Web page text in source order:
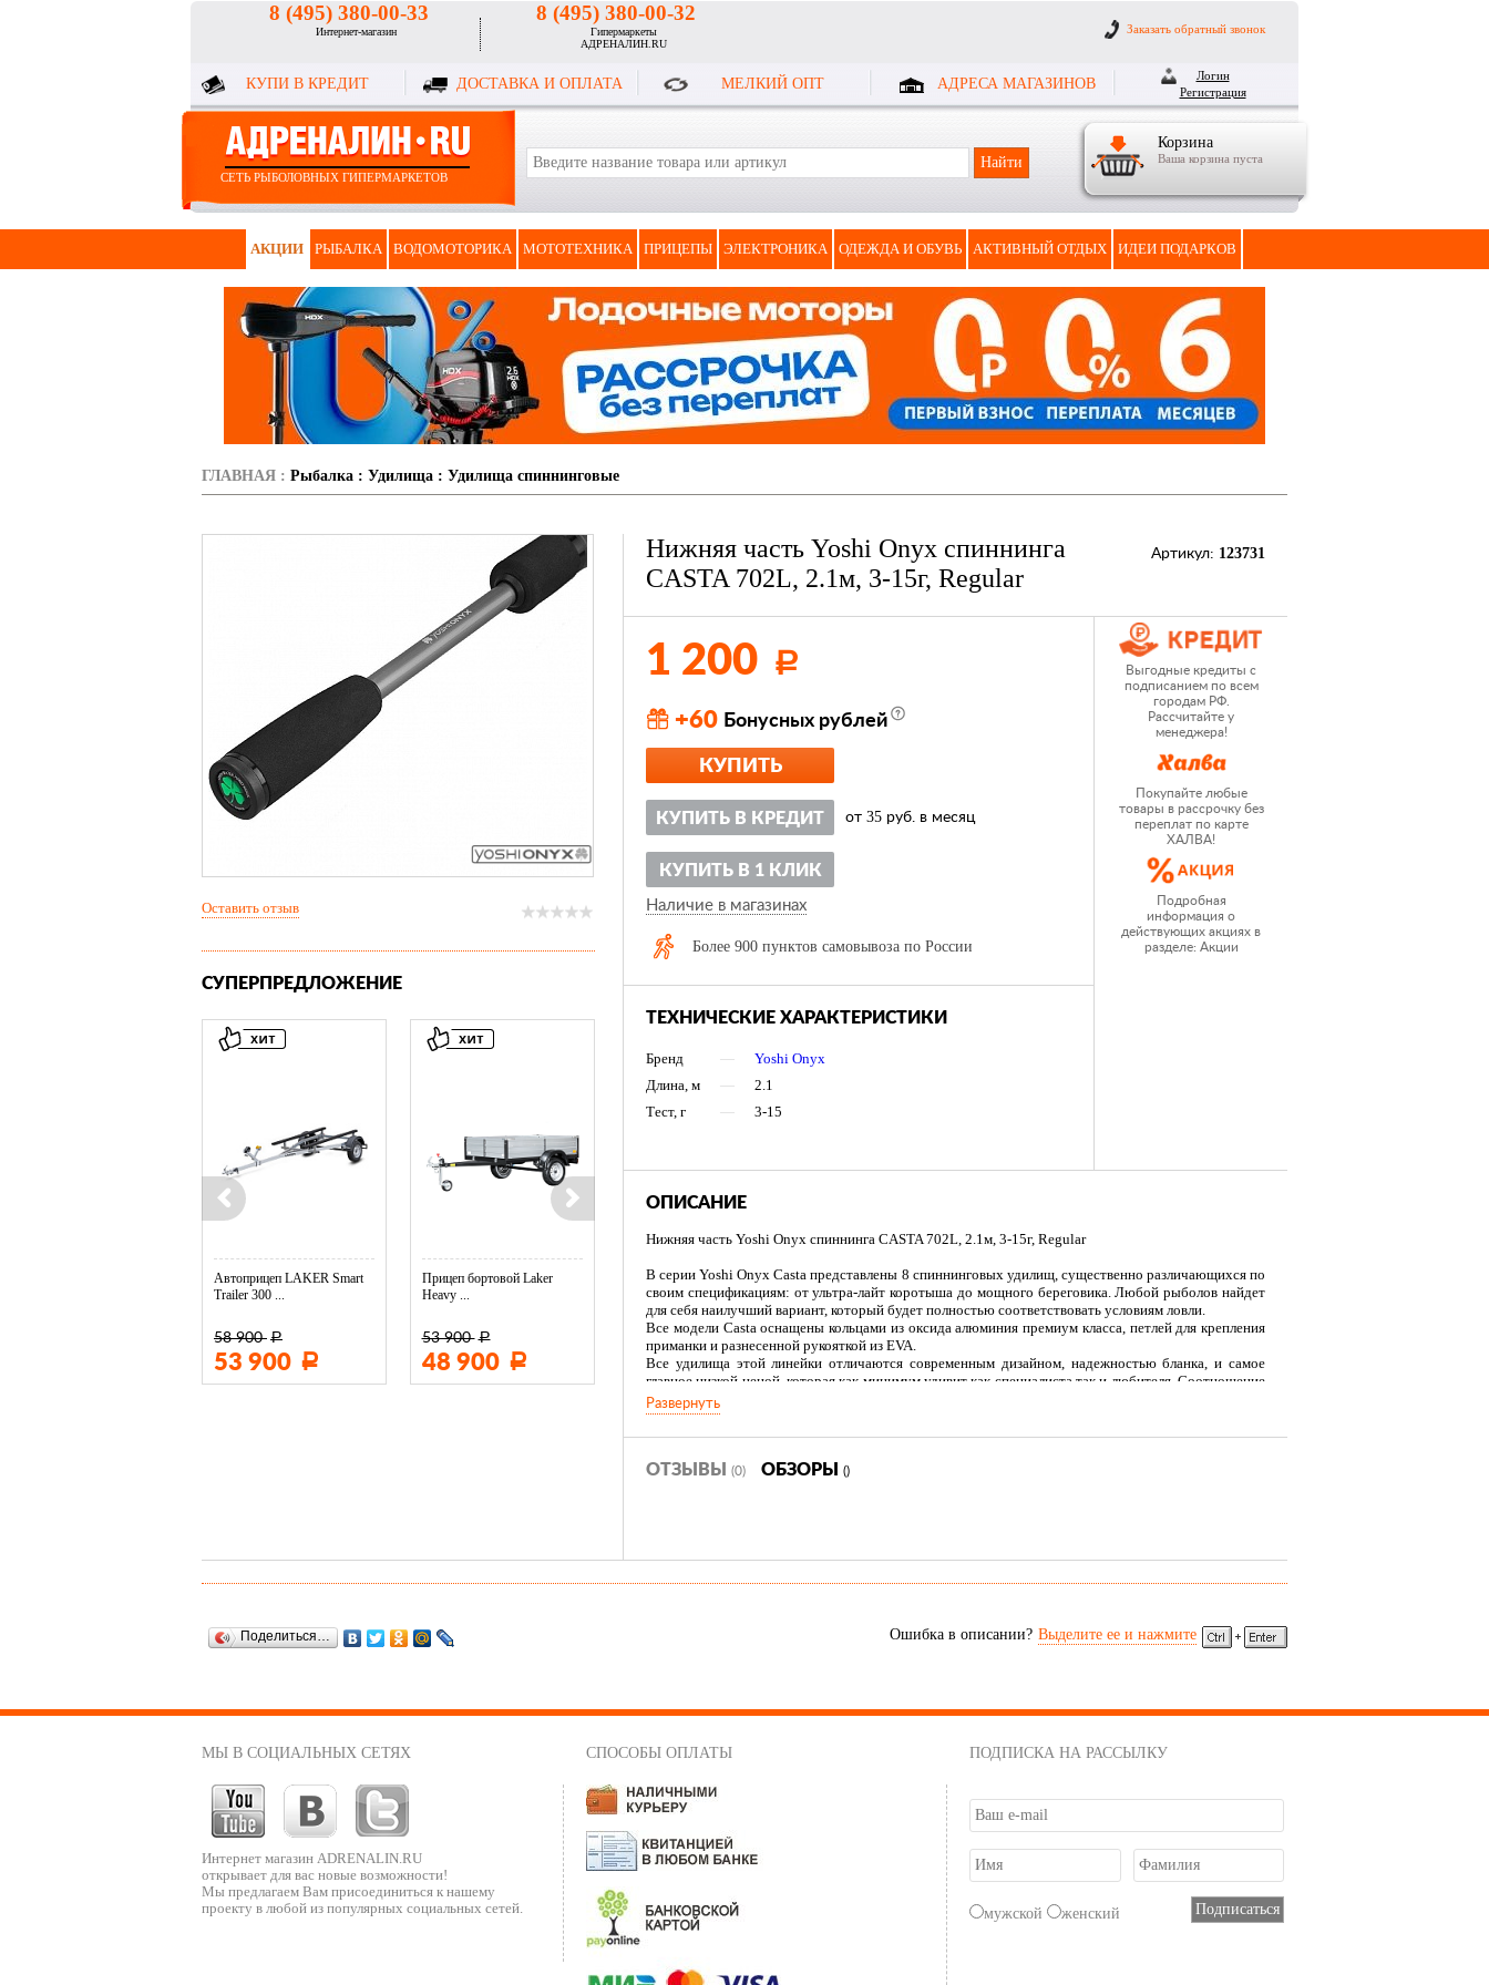
8 (495) 380-00-33
Интернет-магазин
8 (495) 380-00-32
Гипермаркеты
АДРЕНАЛИН.RU
Заказать обратный звонок
КУПИ В КРЕДИТ ДОСТАВКА И ОПЛАТА МЕЛКИЙ ОПТ АДРЕСА МАГАЗИНОВ
Логин
Регистрация
Корзина
Ваша корзина пуста
СЕТЬ РЫБОЛОВНЫХ ГИПЕРМАРКЕТОВ
АКЦИИ РЫБАЛКА ВОДОМОТОРИКА МОТОТЕХНИКА ПРИЦЕПЫ ЭЛЕКТРОНИКА ОДЕЖДА И ОБУВЬ АКТИВНЫЙ ОТДЫХ ИДЕИ ПОДАРКОВ
ГЛАВНАЯ : Рыбалка : Удилища : Удилища спиннинговые
Нижняя часть Yoshi Onyx спиннинга
CASTA 702L, 2.1м, 3-15г, Regular
Артикул: 123731
1 200 Р
+60 Бонусных рублей
КУПИТЬ
КУПИТЬ В КРЕДИТ от 35 руб. в месяц
КУПИТЬ В 1 КЛИК
Наличие в магазинах
Более 900 пунктов самовывоза по России
ТЕХНИЧЕСКИЕ ХАРАКТЕРИСТИКИ
Бренд —
Yoshi Onyx
Длина, м
—
2.1
Тест, г
— 3-15
Выгодные кредиты с
подписанием по всем
городам РФ.
Рассчитайте у
менеджера!
Покупайте любые
товары в рассрочку без
переплат по карте
ХАЛВА!
Подробная
информация о
действующих акциях в
разделе: Акции
ОПИСАНИЕ
Нижняя часть Yoshi Onyx спиннинга CASTA 702L, 2.1м, 3-15г, Regular
В серии Yoshi Onyx Casta представлены 8 спиннинговых удилищ, существенно различающихся по
своим спецификациям: от ультра-лайт коротыша до мощного береговика. Любой рыболов найдет
для себя наилучший вариант, который будет полностью соответствовать условиям ловли.
Все модели Casta оснащены кольцами из оксида алюминия премиум класса, петлей для крепления
приманки и разнесенной рукояткой из EVA.
Все удилища этой линейки отличаются современным дизайном, надежностью бланка, и самое
главное низкой ценой, которая как минимум удивит как специалиста так и любителя. Соотношение
качества и цены - основное положение, которого придерживались разработчики в реализации
данной линейки спиннинговых удилищ.
Развернуть
ОТЗЫВЫ (0) ОБЗОРЫ ()
Оставить отзыв
СУПЕРПРЕДЛОЖЕНИЕ
Автоприцеп LAKER Smart
Trailer 300 ...
58 900 Р
53 900 Р
Прицеп бортовой Laker
Heavy ...
53 900 Р
48 900 Р
Тент LAKER с каркасом для
11 600 Р
Тент LAKER с каркасом для
...
19 500 Р
Тент LAKER с каркасом для
...
9 700 Р
Тент LAKER с каркасом для
...
18 200
Ошибка в описании? Выделите ее и нажмите
Поделиться…
МЫ В СОЦИАЛЬНЫХ СЕТЯХ
Интернет магазин ADRENALIN.RU
открывает для вас новые возможности!
Мы предлагаем Вам присоединиться к нашему
проекту в любой из популярных социальных сетей.
СПОСОБЫ ОПЛАТЫ ПОДПИСКА НА РАССЫЛКУ
мужской женский